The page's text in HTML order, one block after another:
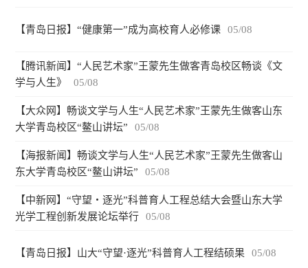
【青岛日报】“健康第一”成为高校育人必修课 05/08
【腾讯新闻】“人民艺术家”王蒙先生做客青岛校区畅谈《文
学与人生》
05/08
【大众网】畅谈文学与人生“人民艺术家”王蒙先生做客山东
大学青岛校区“鳌山讲坛”
05/08
【海报新闻】畅谈文学与人生“人民艺术家”王蒙先生做客山
东大学青岛校区“鳌山讲坛”
05/08
【中新网】“守望・逐光”科普育人工程总结大会暨山东大学
光学工程创新发展论坛举行
05/08
【青岛日报】山大“守望·逐光”科普育人工程结硕果 05/08